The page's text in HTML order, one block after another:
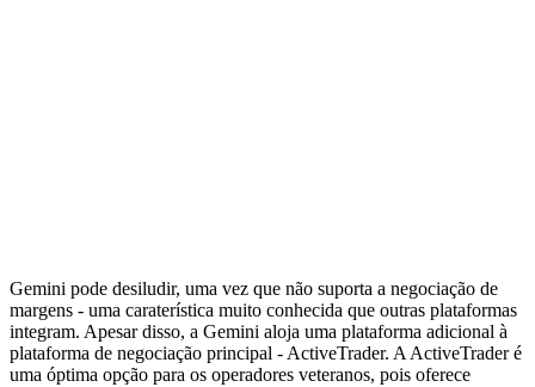
Gemini pode desiludir, uma vez que não suporta a negociação de
margens - uma caraterística muito conhecida que outras plataformas
integram. Apesar disso, a Gemini aloja uma plataforma adicional à
plataforma de negociação principal - ActiveTrader. A ActiveTrader é
uma óptima opção para os operadores veteranos, pois oferece